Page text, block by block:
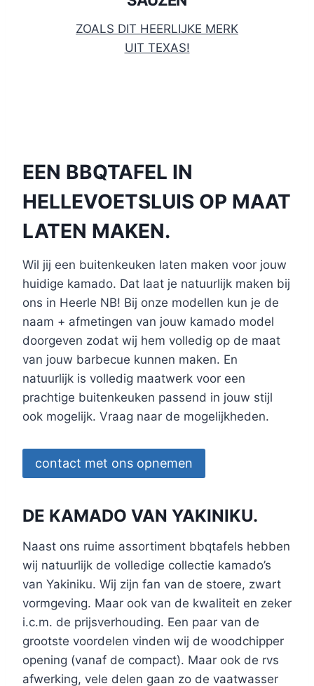
ZOALS DIT HEERLIJKE MERK
UIT TEXAS!
EEN BBQTAFEL IN
HELLEVOETSLUIS OP MAAT
LATEN MAKEN.
Wil jij een buitenkeuken laten maken voor jouw
huidige kamado. Dat laat je natuurlijk maken bij
ons in Heerle NB! Bij onze modellen kun je de
naam + afmetingen van jouw kamado model
doorgeven zodat wij hem volledig op de maat
van jouw barbecue kunnen maken. En
natuurlijk is volledig maatwerk voor een
prachtige buitenkeuken passend in jouw stijl
ook mogelijk. Vraag naar de mogelijkheden.
contact met ons opnemen
DE KAMADO VAN YAKINIKU.
Naast ons ruime assortiment bbqtafels hebben
wij natuurlijk de volledige collectie kamado’s
van Yakiniku. Wij zijn fan van de stoere, zwart
vormgeving. Maar ook van de kwaliteit en zeker
i.c.m. de prijsverhouding. Een paar van de
grootste voordelen vinden wij de woodchipper
opening (vanaf de compact). Maar ook de rvs
afwerking, vele delen gaan zo de vaatwasser